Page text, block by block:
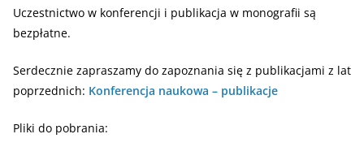
Uczestnictwo w konferencji i publikacja w monografii są
bezpłatne.
Serdecznie zapraszamy do zapoznania się z publikacjami z lat
poprzednich: Konferencja naukowa – publikacje
Pliki do pobrania: